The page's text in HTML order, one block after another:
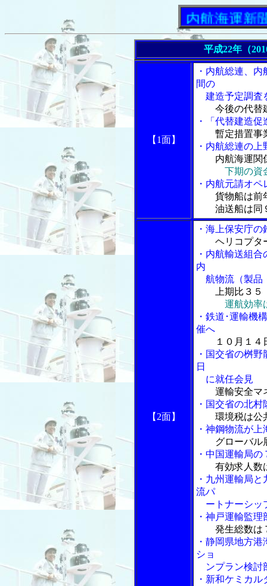
「内航海運新聞」ニ
平成22年（
【1面】
・内航総連、
間の
建造予定調査
今後の代替
・「代替建造
暫定措置事
・内航総連の
内航海運関
下期の資
・内航元請オ
貨物船は前
油送船は同
【2面】
・海上保安庁
ヘリコプタ
・内航輸送組
内
航物流（製品
上期比３
運航効率
・鉄道･運輸機
催へ
１０月１
・国交省の桝
日
に就任会見
運輸安全マ
・国交省の北
環境税は公
・神鋼物流が
グローバル
・中国運輸局
有効求人数
・九州運輸局
流パ
ートナーシッ
・神戸運輸監
発生総数は
・静岡県地方
ショ
ンプラン検討
・新和ケミカ